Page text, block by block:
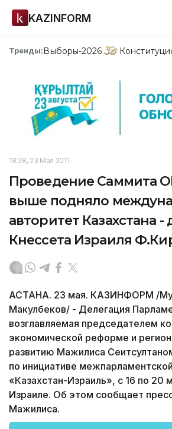
KAZINFORM
Тренды:Выборы-2026
18:28, 23 Мая 2011
Проведение Саммита
выше подняло
авторитет Казахстана -
Кнессета Израиля
АСТАНА. 23 мая. КАЗИНФОРМ /
Макулбеков/ - Делегация
возглавляемая председателем
экономической реформе и
развитию Мажилиса
по инициативе
«Казахстан-Израиль», с 16 по 20
Израиле. Об этом сообщает
Мажилиса.